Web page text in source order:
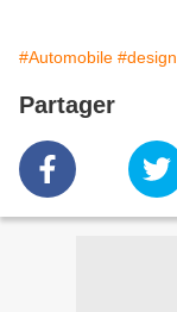
#Automobile #design
Partager